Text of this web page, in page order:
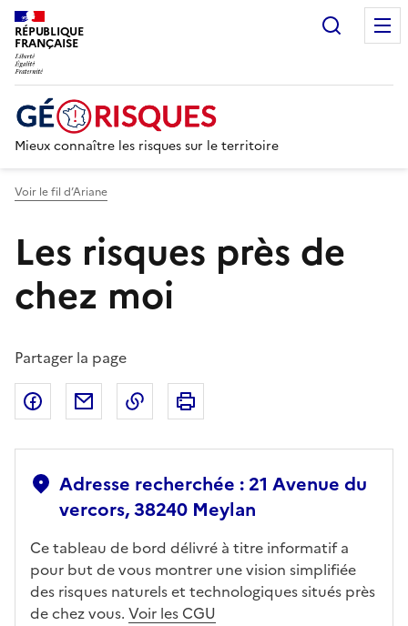
RÉPUBLIQUE
FRANÇAISE
Mieux connaître les risques sur le territoire
Voir le fil d’Ariane
Les risques près de
chez moi
Partager la page
Partager sur Facebook
Partager par emailCopier dans le presse-papier
Adresse recherchée : 21 Avenue du
vercors, 38240 Meylan
Ce tableau de bord délivré à titre informatif a
pour but de vous montrer une vision simplifiée
des risques naturels et technologiques situés près
de chez vous. Voir les CGU